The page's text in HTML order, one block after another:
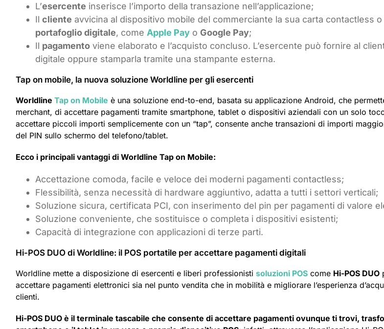
L’esercente inserisce l’importo della transazione nell’applicazione;
Il cliente avvicina al dispositivo mobile del commerciante la sua carta contactless o
portafoglio digitale, come Apple Pay o Google Pay;
Il pagamento viene elaborato e l’acquisto concluso. L’esercente può fornire al
digitale oppure stamparla tramite una stampante esterna.
Tap on mobile, la nuova soluzione Worldline per gli esercenti
Worldline Tap on Mobile è una soluzione end-to-end, basata su applicazione Android, che
merchant, di accettare pagamenti tramite smartphone, tablet o dispositivi aziendali con un solo
accettare piccoli importi semplicemente con un “tap”, consente anche transazioni di importi
del PIN sullo schermo del telefono/tablet.
Ecco i principali vantaggi di Worldline Tap on Mobile:
Accettazione comoda, facile e veloce dei moderni pagamenti contactless;
Flessibilità, senza necessità di hardware aggiuntivo, adatta a tutti i settori verticali;
Soluzione sicura, certificata PCI, con inserimento del pin per pagamenti di valore
Soluzione conveniente, che sostituisce o completa i dispositivi esistenti;
Capacità di integrazione con applicazioni di terze parti.
Hi-POS DUO di Worldline: il POS portatile per accettare pagamenti digitali
Worldline mette a disposizione di esercenti e liberi professionisti soluzioni POS come Hi-POS DUO
accettare pagamenti elettronici sia nel punto vendita che in mobilità e migliorare l’esperienza
clienti.
Hi-POS DUO è il terminale tascabile che consente di accettare pagamenti ovunque ti trovi,